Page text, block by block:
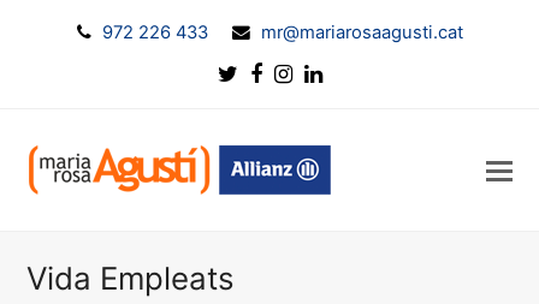
972 226 433 mr@mariarosaagusti.cat
Twitter
Facebook
Instagram
LinkedIn
Vida Empleats